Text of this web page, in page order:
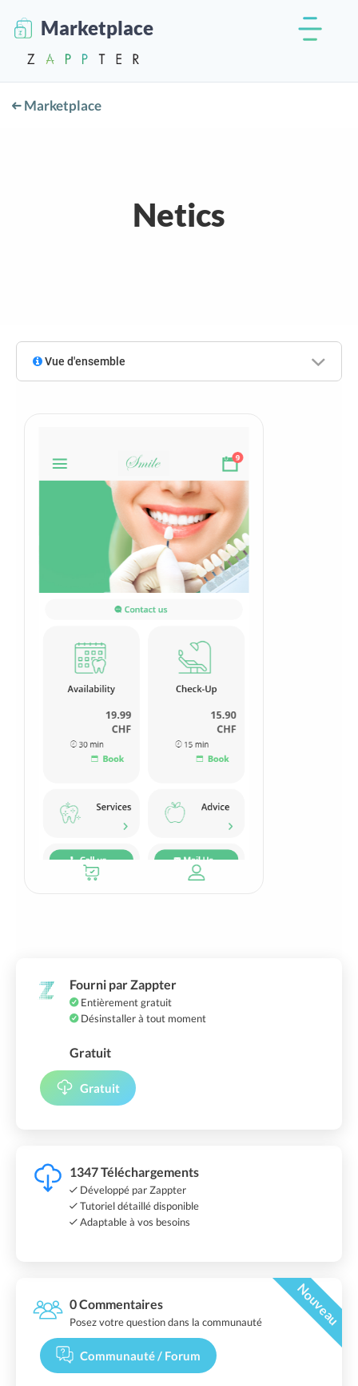
Marketplace
Marketplace
Netics
Vue d'ensemble
Fourni par Zappter
Entièrement gratuit
Désinstaller à tout moment
Gratuit
Gratuit
1347 Téléchargements
Développé par Zappter
Tutoriel détaillé disponible
Adaptable à vos besoins
0 Commentaires Nouveau
Posez votre question dans la communauté
Communauté / Forum